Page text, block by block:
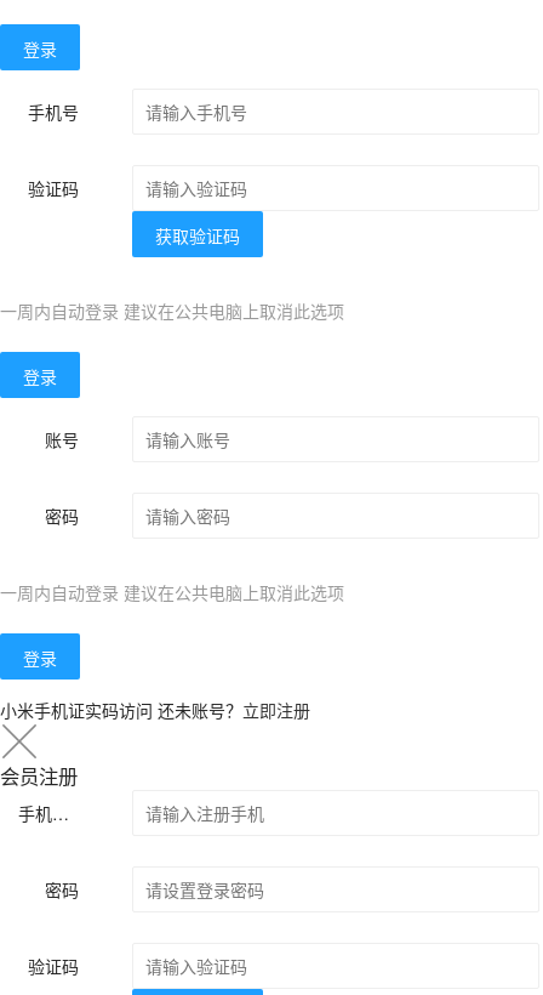
登录
手机号
验证码
获取验证码
一周内自动登录 建议在公共电脑上取消此选项
登录
账号
密码
一周内自动登录 建议在公共电脑上取消此选项
登录
小米手机证实码访问 还未账号？ 立即注册
会员注册
手机号码
密码
验证码